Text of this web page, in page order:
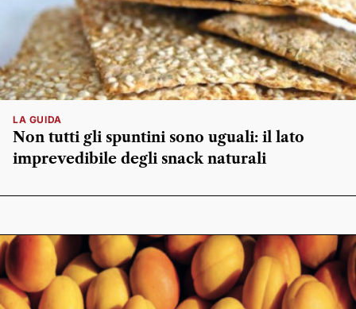
LA GUIDA
Non tutti gli spuntini sono uguali: il lato
imprevedibile degli snack naturali